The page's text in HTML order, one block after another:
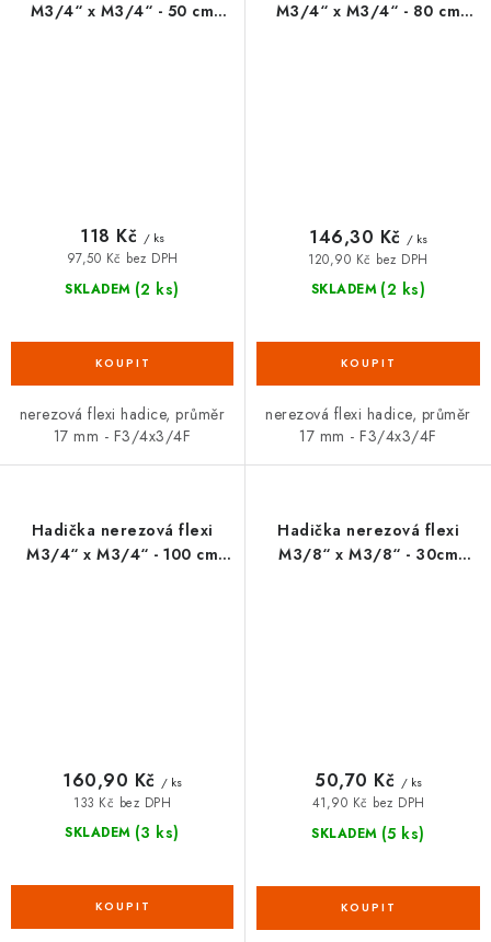
M3/4“ x M3/4“ - 50 cm
SKLADEM (2 ks)
97,50 Kč bez DPH
118 Kč / ks
nerezová flexi hadice, průměr
17 mm - F3/4x3/4F
M3/4“ x M3/4“ - 80 cm
SKLADEM (2 ks)
120,90 Kč bez DPH
146,30 Kč / ks
nerezová flexi hadice, průměr
17 mm - F3/4x3/4F
Hadička nerezová flexi
M3/4“ x M3/4“ - 100 cm
SKLADEM (3 ks)
133 Kč bez DPH
160,90 Kč / ks
Hadička nerezová flexi
M3/8“ x M3/8“ - 30cm
SKLADEM (5 ks)
41,90 Kč bez DPH
50,70 Kč / ks